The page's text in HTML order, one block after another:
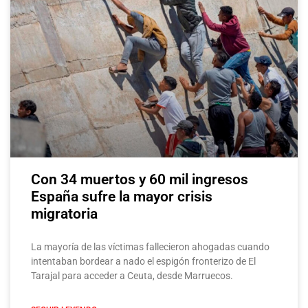
Con 34 muertos y 60 mil ingresos
España sufre la mayor crisis
migratoria
La mayoría de las víctimas fallecieron ahogadas cuando
intentaban bordear a nado el espigón fronterizo de El
Tarajal para acceder a Ceuta, desde Marruecos.